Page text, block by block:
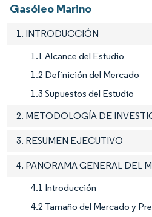
Gasóleo Marino
1. INTRODUCCIÓN
1.1 Alcance del Estudio
1.2 Definición del Mercado
1.3 Supuestos del Estudio
2. METODOLOGÍA DE
3. RESUMEN EJECUTIVO
4. PANORAMA GENERAL DEL
4.1 Introducción
4.2 Tamaño del Mercado y